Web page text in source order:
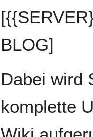
BLOG]
Dabei wird
komplette